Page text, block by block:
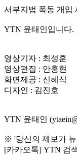
서부지법 폭동 개입
YTN 윤태인입니다.
영상기자 : 최성훈
영상편집 : 안홍현
화면제공 : 신혜식
디자인 : 김진호
YTN 윤태인
※ '당신의 제보가
[카카오톡] YTN 검